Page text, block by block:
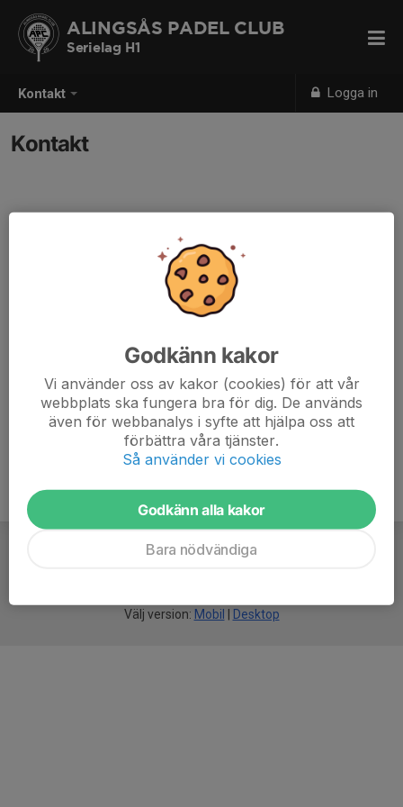
Kontakt Logga in
ALINGSÅS PADEL CLUB
Serielag H1
Kontakt
Välj version: Mobil Desktop
Godkänn kakor
Vi använder oss av kakor (cookies) för att vår
webbplats ska fungera bra för dig. De används
även för webbanalys i syfte att hjälpa oss att
förbättra våra tjänster.
Så använder vi cookies
Godkänn alla kakor
Bara nödvändiga